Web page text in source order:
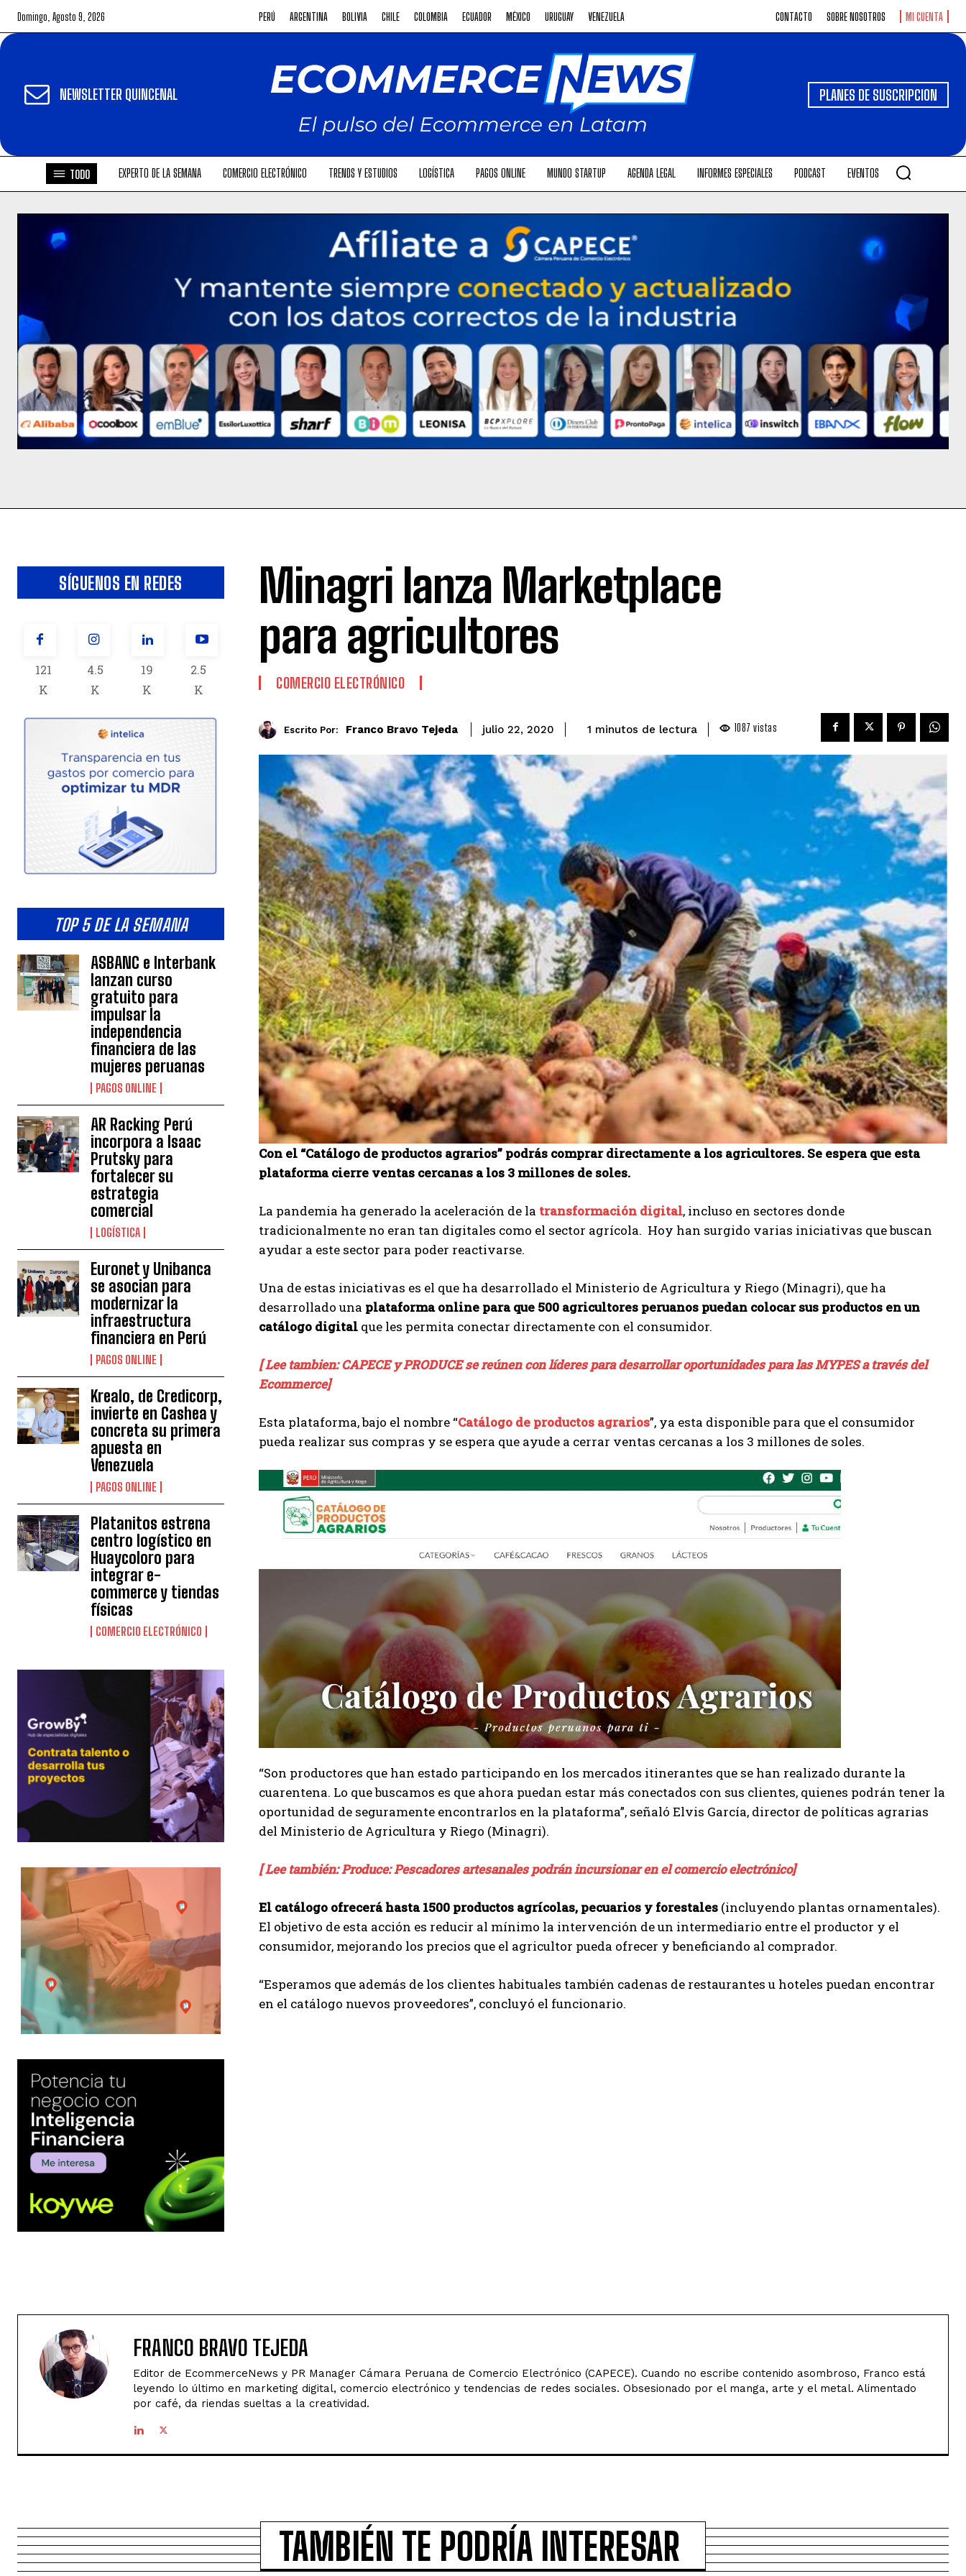
Domingo, Agosto 9, 2026 PERÚ ARGENTINA BOLIVIA CHILE COLOMBIA ECUADOR MÉXICO URUGUAY VENEZUELA CONTACTO SOBRE NOSOTROS MI CUENTA
NEWSLETTER QUINCENAL PLANES DE SUSCRIPCION
TODO EXPERTO DE LA SEMANA COMERCIO ELECTRÓNICO TRENDS Y ESTUDIOS LOGÍSTICA PAGOS ONLINE MUNDO STARTUP AGENDA LEGAL INFORMES ESPECIALES PODCAST EVENTOS
SÍGUENOS EN REDES
121
K
4.5
K
19
K
2.5
K
TOP 5 DE LA SEMANA
ASBANC e Interbank
lanzan curso
gratuito para
impulsar la
independencia
financiera de las
mujeres peruanas
PAGOS ONLINE
AR Racking Perú
incorpora a Isaac
Prutsky para
fortalecer su
estrategia
comercial
LOGÍSTICA
Euronet y Unibanca
se asocian para
modernizar la
infraestructura
financiera en Perú
PAGOS ONLINE
Krealo, de Credicorp,
invierte en Cashea y
concreta su primera
apuesta en
Venezuela
PAGOS ONLINE
Platanitos estrena
centro logístico en
Huaycoloro para
integrar e-
commerce y tiendas
físicas
COMERCIO ELECTRÓNICO
Minagri lanza Marketplace
para agricultores
COMERCIO ELECTRÓNICO
Escrito Por: Franco Bravo Tejeda julio 22, 2020 1 minutos de lectura 1087 vistas
Con el “Catálogo de productos agrarios” podrás comprar directamente a los agricultores. Se espera que esta
plataforma cierre ventas cercanas a los 3 millones de soles.
La pandemia ha generado la aceleración de la transformación digital, incluso en sectores donde
tradicionalmente no eran tan digitales como el sector agrícola. Hoy han surgido varias iniciativas que buscan
ayudar a este sector para poder reactivarse.
Una de estas iniciativas es el que ha desarrollado el Ministerio de Agricultura y Riego (Minagri), que ha
desarrollado una plataforma online para que 500 agricultores peruanos puedan colocar sus productos en un
catálogo digital que les permita conectar directamente con el consumidor.
[ Lee tambien: CAPECE y PRODUCE se reúnen con líderes para desarrollar oportunidades para las MYPES a través del
Ecommerce]
Esta plataforma, bajo el nombre “Catálogo de productos agrarios”, ya esta disponible para que el consumidor
pueda realizar sus compras y se espera que ayude a cerrar ventas cercanas a los 3 millones de soles.
“Son productores que han estado participando en los mercados itinerantes que se han realizado durante la
cuarentena. Lo que buscamos es que ahora puedan estar más conectados con sus clientes, quienes podrán tener la
oportunidad de seguramente encontrarlos en la plataforma”, señaló Elvis García, director de políticas agrarias
del Ministerio de Agricultura y Riego (Minagri).
[ Lee también: Produce: Pescadores artesanales podrán incursionar en el comercio electrónico]
El catálogo ofrecerá hasta 1500 productos agrícolas, pecuarios y forestales (incluyendo plantas ornamentales).
El objetivo de esta acción es reducir al mínimo la intervención de un intermediario entre el productor y el
consumidor, mejorando los precios que el agricultor pueda ofrecer y beneficiando al comprador.
“Esperamos que además de los clientes habituales también cadenas de restaurantes u hoteles puedan encontrar
en el catálogo nuevos proveedores”, concluyó el funcionario.
FRANCO BRAVO TEJEDA
Editor de EcommerceNews y PR Manager Cámara Peruana de Comercio Electrónico (CAPECE). Cuando no escribe contenido asombroso, Franco está
leyendo lo último en marketing digital, comercio electrónico y tendencias de redes sociales. Obsesionado por el manga, arte y el metal. Alimentado
por café, da riendas sueltas a la creatividad.
TAMBIÉN TE PODRÍA INTERESAR